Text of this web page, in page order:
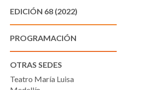
EDICIÓN 68 (2022)
PROGRAMACIÓN
OTRAS SEDES
Teatro María Luisa